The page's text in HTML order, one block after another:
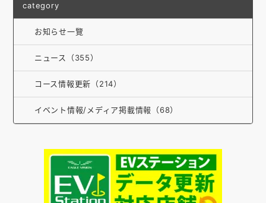
category
お知らせ一覽
ニュース（355）
コース情報更新（214）
イベント情報/メディア掲載情報（68）